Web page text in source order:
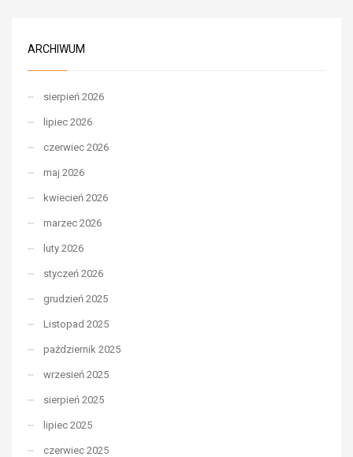
ARCHIWUM
sierpień 2026
lipiec 2026
czerwiec 2026
maj 2026
kwiecień 2026
marzec 2026
luty 2026
styczeń 2026
grudzień 2025
Listopad 2025
październik 2025
wrzesień 2025
sierpień 2025
lipiec 2025
czerwiec 2025